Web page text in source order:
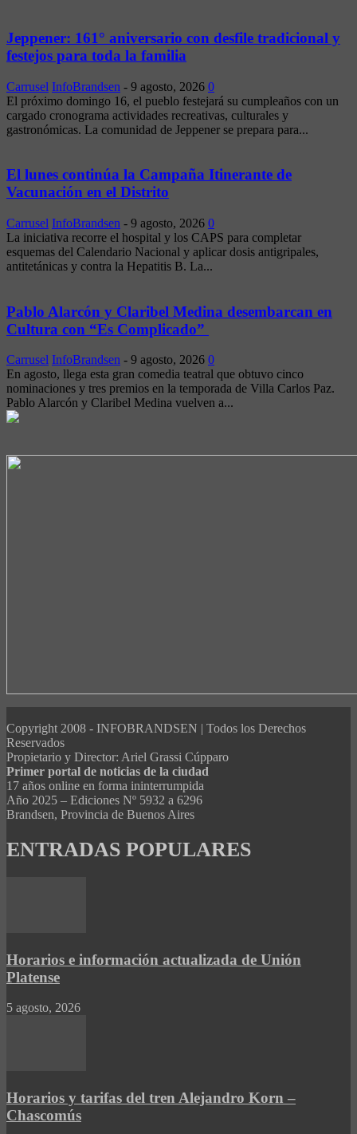
Jeppener: 161° aniversario con desfile tradicional y
festejos para toda la familia
Carrusel InfoBrandsen - 9 agosto, 2026 0
El próximo domingo 16, el pueblo festejará su cumpleaños con un
cargado cronograma actividades recreativas, culturales y
gastronómicas. La comunidad de Jeppener se prepara para...
El lunes continúa la Campaña Itinerante de
Vacunación en el Distrito
Carrusel InfoBrandsen - 9 agosto, 2026 0
La iniciativa recorre el hospital y los CAPS para completar
esquemas del Calendario Nacional y aplicar dosis antigripales,
antitetánicas y contra la Hepatitis B. La...
Pablo Alarcón y Claribel Medina desembarcan en
Cultura con “Es Complicado”
Carrusel InfoBrandsen - 9 agosto, 2026 0
En agosto, llega esta gran comedia teatral que obtuvo cinco
nominaciones y tres premios en la temporada de Villa Carlos Paz.
Pablo Alarcón y Claribel Medina vuelven a...
Copyright 2008 - INFOBRANDSEN | Todos los Derechos
Reservados
Propietario y Director: Ariel Grassi Cúpparo
Primer portal de noticias de la ciudad
17 años online en forma ininterrumpida
Año 2025 – Ediciones Nº 5932 a 6296
Brandsen, Provincia de Buenos Aires
ENTRADAS POPULARES
Horarios e información actualizada de Unión
Platense
5 agosto, 2026
Horarios y tarifas del tren Alejandro Korn –
Chascomús